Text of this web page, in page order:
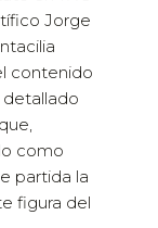
Jorge
contenido
como
partida la
figura del